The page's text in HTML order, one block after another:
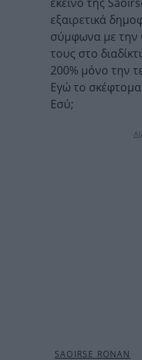
εξαιρετικά
σύμφωνα με την
τους στο
200% μόνο την
Εγώ το
Εσύ;